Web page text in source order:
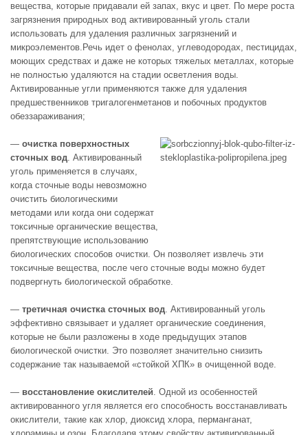
вещества, которые придавали ей запах, вкус и цвет. По мере роста
загрязнения природных вод активированный уголь стали
использовать для удаления различных загрязнений и
микроэлементов.Речь идет о фенолах, углеводородах, пестицидах,
моющих средствах и даже не­ которых тяжелых металлах, которые
не полностью удаляются на стадии осветле­ния воды.
Активированные угли применяются также для удаления
предшествен­ников тригалогенметанов и побочных продуктов
обеззараживания;
— очистка поверхностных
сточных вод. Активированный
уголь применяется в случаях,
когда сточные воды невозможно
очистить биологическими
методами или когда они содержат
токсичные органические вещества,
препятствующие использованию
биологических способов очистки. Он позволяет извлечь эти
токсичные вещества, после чего сточные воды можно будет
подвергнуть биологической обработке.
— третичная очистка сточных вод. Активированный уголь
эффективно связывает и удаляет органические соединения,
которые не были разложены в ходе предыдущих этапов
биологической очистки. Это позволяет значительно снизить
содержание так называемой «стойкой ХПК» в очищенной воде.
— восстановление окислителей. Одной из особенностей
активированного угля является его способность восстанавливать
окислители, такие как хлор, диоксид хлора, перманганат,